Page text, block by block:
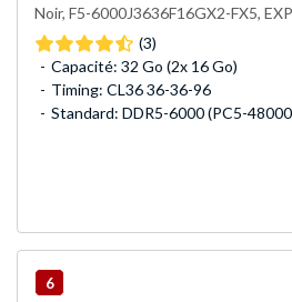
Noir, F5-6000J3636F16GX2-FX5,
(3)
Capacité: 32 Go (2x 16 Go)
Timing: CL36 36-36-96
Standard: DDR5-6000 (PC5-
6